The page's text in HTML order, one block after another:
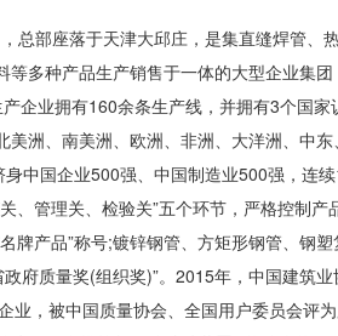
总部座落于天津大邱庄，是集直缝焊管、
多种产品生产销售于一体的大型企业集团
企业拥有160余条生产线，并拥有3个国
洲、南美洲、欧洲、非洲、大洋洲、中
中国企业500强、中国制造业500强，连续
、管理关、检验关”五个环节，严格控制
牌产品”称号;镀锌钢管、方矩形钢管、钢
府质量奖(组织奖)”。2015年，中国建筑
业，被中国质量协会、全国用户委员会评为